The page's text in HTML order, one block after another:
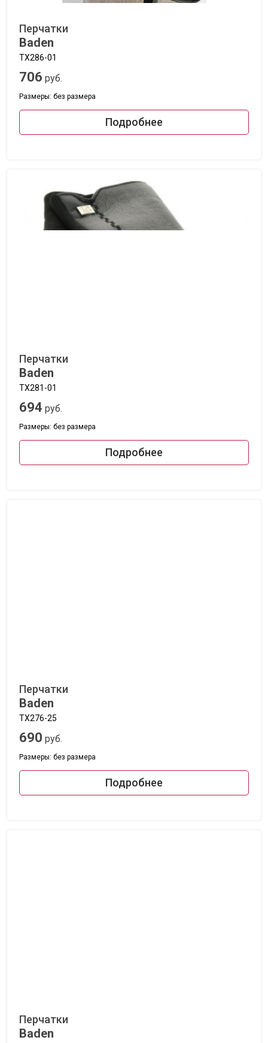
Перчатки
Baden
TX286-01
706 руб.
Размеры: без размера
Подробнее
Перчатки
Baden
TX281-01
694 руб.
Размеры: без размера
Подробнее
Перчатки
Baden
TX276-25
690 руб.
Размеры: без размера
Подробнее
Перчатки
Baden